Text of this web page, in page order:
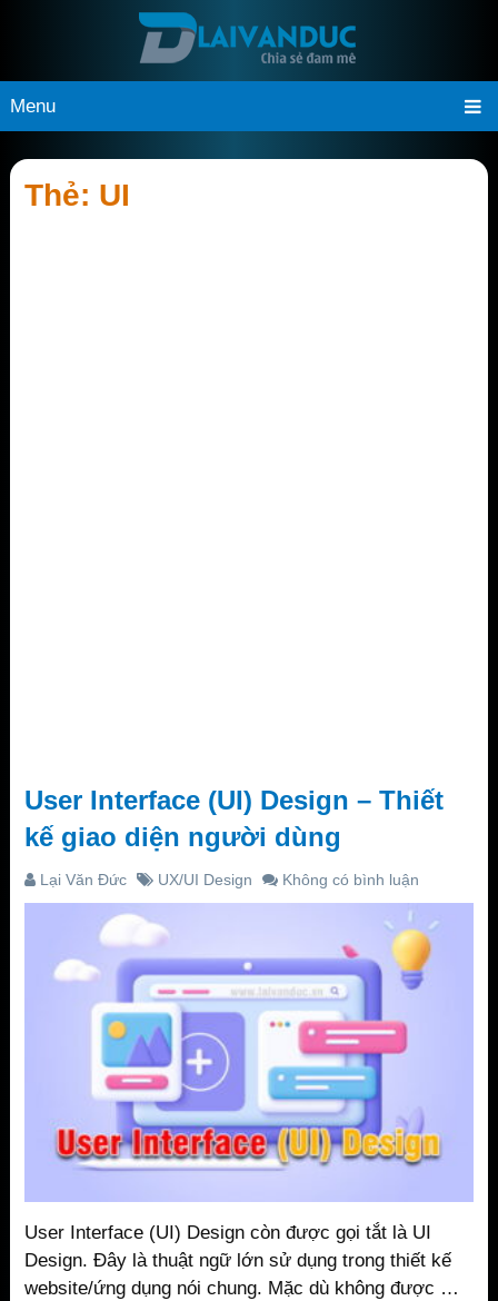
Menu
Thẻ: UI
User Interface (UI) Design – Thiết
kế giao diện người dùng
Lại Văn Đức UX/UI Design Không có bình luận
User Interface (UI) Design còn được gọi tắt là UI
Design. Đây là thuật ngữ lớn sử dụng trong thiết kế
website/ứng dụng nói chung. Mặc dù không được …